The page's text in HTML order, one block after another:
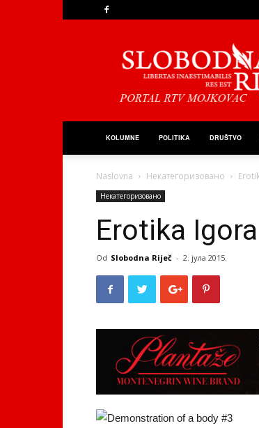
Riječ
KOLUMNE POLITIKA DRUŠTVO
Naslovna Некатегоризовано
Некатегоризовано
Erotika
Od Slobodna Riječ - 2. јула 2015.